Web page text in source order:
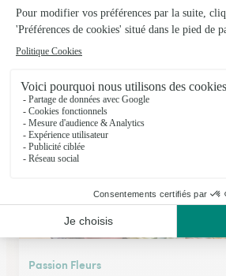
Les Fleurs Papillonnent
★★★★★5 (51)
Voir la boutique
Passion Fleurs